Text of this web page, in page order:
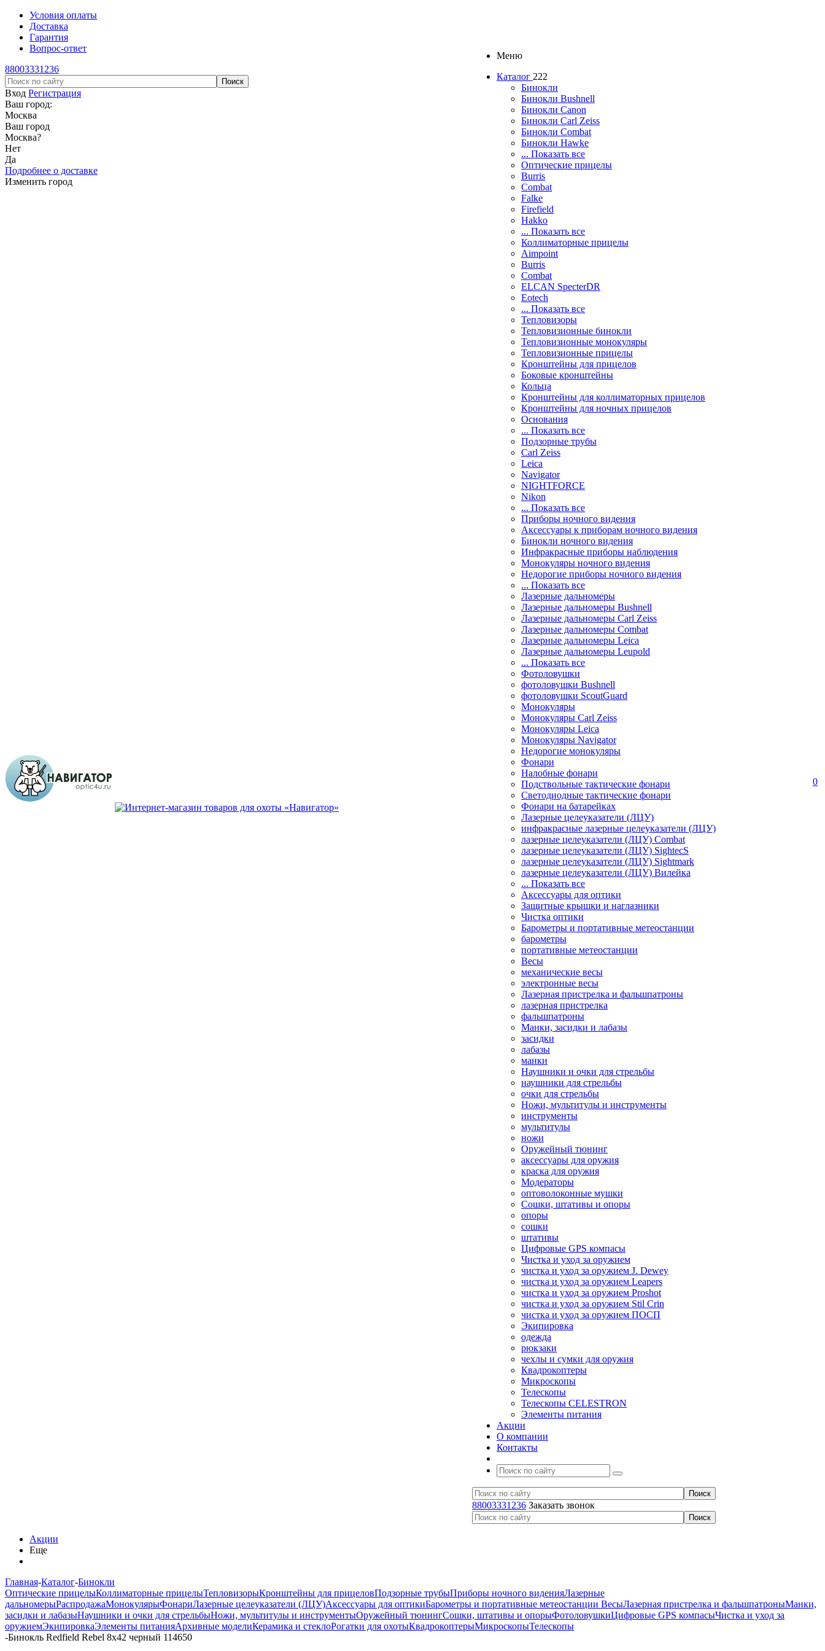
Условия оплаты
Доставка
Гарантия
Вопрос-ответ
88003331236
Вход Регистрация
Ваш город:
Москва
Ваш город
Москва?
Нет
Да
Подробнее о доставке
Изменить город
Меню
Каталог 222
Бинокли
Бинокли Bushnell
Бинокли Canon
Бинокли Carl Zeiss
Бинокли Combat
Бинокли Hawke
... Показать все
Оптические прицелы
Burris
Combat
Falke
Firefield
Hakko
... Показать все
Коллиматорные прицелы
Aimpoint
Burris
Combat
ELCAN SpecterDR
Eotech
... Показать все
Тепловизоры
Тепловизионные бинокли
Тепловизионные монокуляры
Тепловизионные прицелы
Кронштейны для прицелов
Боковые кронштейны
Кольца
Кронштейны для коллиматорных прицелов
Кронштейны для ночных прицелов
Основания
... Показать все
Подзорные трубы
Carl Zeiss
Leica
Navigator
NIGHTFORCE
Nikon
... Показать все
Приборы ночного видения
Аксессуары к приборам ночного видения
Бинокли ночного видения
Инфракрасные приборы наблюдения
Монокуляры ночного видения
Недорогие приборы ночного видения
... Показать все
Лазерные дальномеры
Лазерные дальномеры Bushnell
Лазерные дальномеры Carl Zeiss
Лазерные дальномеры Combat
Лазерные дальномеры Leica
Лазерные дальномеры Leupold
... Показать все
Фотоловушки
фотоловушки Bushnell
фотоловушки ScoutGuard
Монокуляры
Монокуляры Carl Zeiss
Монокуляры Leica
Монокуляры Navigator
Недорогие монокуляры
Фонари
Налобные фонари
Подствольные тактические фонари
Светодиодные тактические фонари
Фонари на батарейках
Лазерные целеуказатели (ЛЦУ)
инфракрасные лазерные целеуказатели (ЛЦУ)
лазерные целеуказатели (ЛЦУ) Combat
лазерные целеуказатели (ЛЦУ) SightecS
лазерные целеуказатели (ЛЦУ) Sightmark
лазерные целеуказатели (ЛЦУ) Вилейка
... Показать все
Аксессуары для оптики
Защитные крышки и наглазники
Чистка оптики
Барометры и портативные метеостанции
барометры
портативные метеостанции
Весы
механические весы
электронные весы
Лазерная пристрелка и фальшпатроны
лазерная пристрелка
фальшпатроны
Манки, засидки и лабазы
засидки
лабазы
манки
Наушники и очки для стрельбы
наушники для стрельбы
очки для стрельбы
Ножи, мультитулы и инструменты
инструменты
мультитулы
ножи
Оружейный тюнинг
аксессуары для оружия
краска для оружия
Модераторы
оптоволоконные мушки
Сошки, штативы и опоры
опоры
сошки
штативы
Цифровые GPS компасы
Чистка и уход за оружием
чистка и уход за оружием J. Dewey
чистка и уход за оружием Leapers
чистка и уход за оружием Proshot
чистка и уход за оружием Stil Crin
чистка и уход за оружием ПОСП
Экипировка
одежда
рюкзаки
чехлы и сумки для оружия
Квадрокоптеры
Микроскопы
Телескопы
Телескопы CELESTRON
Элементы питания
Акции
О компании
Контакты
88003331236 Заказать звонок
0
Акции
Еще
Главная-Каталог-Бинокли
Оптические прицелыКоллиматорные прицелыТепловизорыКронштейны для прицеловПодзорные трубыПриборы ночного виденияЛазерные
дальномерыРаспродажаМонокулярыФонариЛазерные целеуказатели (ЛЦУ)Аксессуары для оптикиБарометры и портативные метеостанции ВесыЛазерная пристрелка и фальшпатроныМанки,
засидки и лабазыНаушники и очки для стрельбыНожи, мультитулы и инструментыОружейный тюнингСошки, штативы и опорыФотоловушкиЦифровые GPS компасыЧистка и уход за
оружиемЭкипировкаЭлементы питанияАрхивные моделиКерамика и стеклоРогатки для охотыКвадрокоптерыМикроскопыТелескопы
-Бинокль Redfield Rebel 8x42 черный 114650